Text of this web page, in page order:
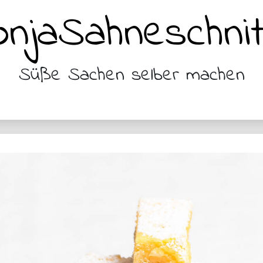
Süße Sachen selber machen